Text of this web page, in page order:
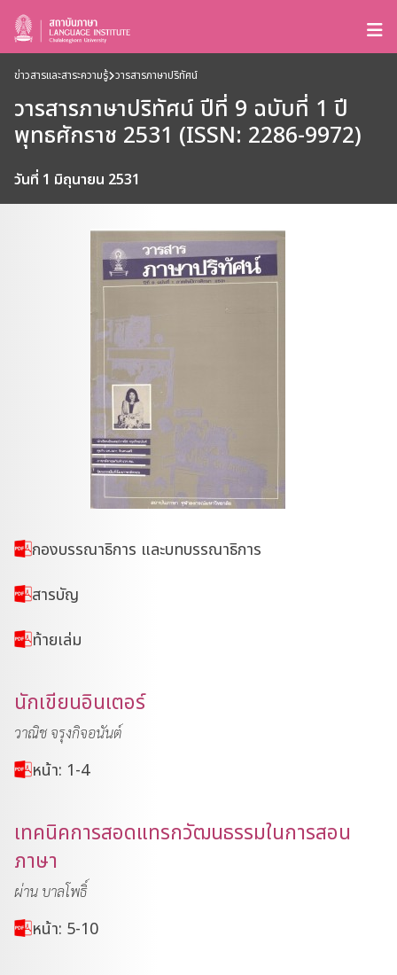
ข่าวสารและสาระความรู้ วารสารภาษาปริทัศน์
วารสารภาษาปริทัศน์ ปีที่ 9 ฉบับที่ 1 ปี
พุทธศักราช 2531 (ISSN: 2286-9972)
วันที่ 1 มิถุนายน 2531
กองบรรณาธิการ และบทบรรณาธิการ
สารบัญ
ท้ายเล่ม
นักเขียนอินเตอร์
วาณิช จรุงกิจอนันต์
หน้า: 1-4
เทคนิคการสอดแทรกวัฒนธรรมในการสอน
ภาษา
ผ่าน บาลโพธิ์
หน้า: 5-10